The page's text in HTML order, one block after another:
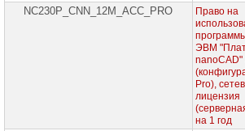
NC230P_CNN_12M_ACC_PRO
Право на
ЭВМ
nanoCAD"
Pro),
лицензия
на 1 год